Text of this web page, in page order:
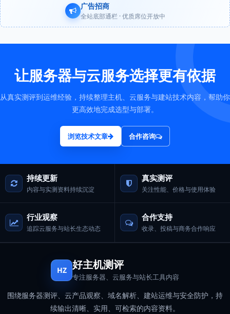
广告招商
全站底部通栏 · 优质席位开放中
让服务器与云服务选择更有依据
从真实测评到运维经验，持续整理主机、云服务与建站技术内容，帮助你
更高效地完成选型与部署。
浏览技术文章 合作咨询
持续更新
内容与实测资料持续沉淀
真实测评
关注性能、价格与使用体验
行业观察
追踪云服务与站长生态动态
合作支持
收录、投稿与商务合作响应
HZ 好主机测评
专注服务器、云服务与站长工具内容
围绕服务器测评、云产品观察、域名解析、建站运维与安全防护，持
续输出清晰、实用、可检索的内容资料。